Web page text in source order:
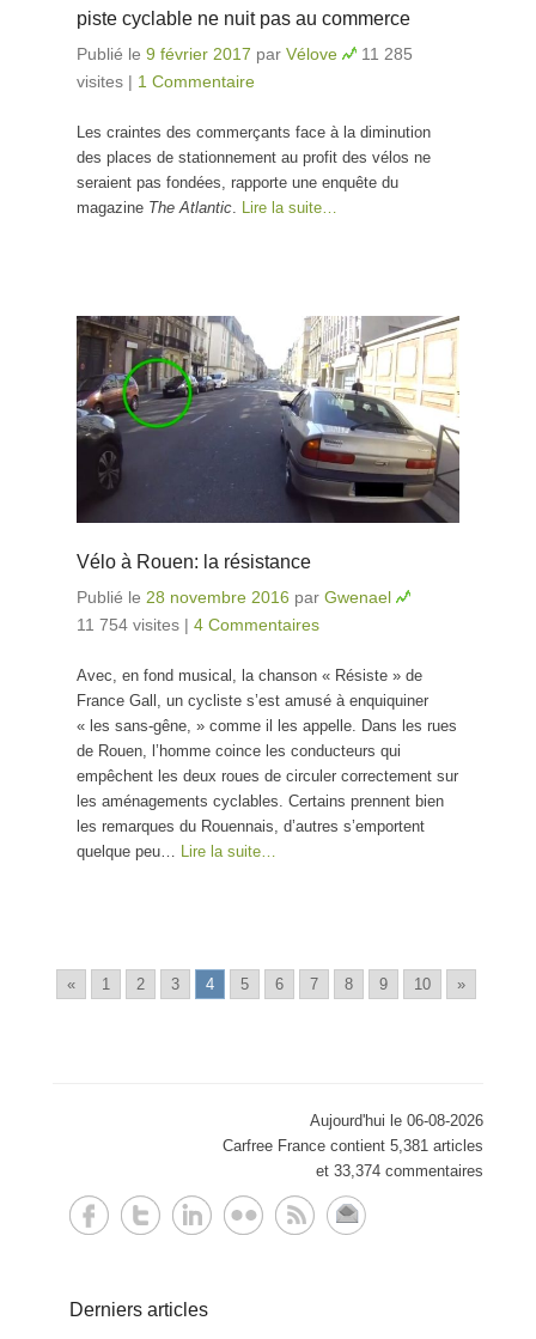
piste cyclable ne nuit pas au commerce
Publié le 9 février 2017 par Vélove
11 285
visites | 1 Commentaire
Les craintes des commerçants face à la diminution
des places de stationnement au profit des vélos ne
seraient pas fondées, rapporte une enquête du
magazine The Atlantic. Lire la suite…
Vélo à Rouen: la résistance
Publié le 28 novembre 2016 par Gwenael
11 754 visites | 4 Commentaires
Avec, en fond musical, la chanson « Résiste » de
France Gall, un cycliste s’est amusé à enquiquiner
« les sans-gêne, » comme il les appelle. Dans les rues
de Rouen, l’homme coince les conducteurs qui
empêchent les deux roues de circuler correctement sur
les aménagements cyclables. Certains prennent bien
les remarques du Rouennais, d’autres s’emportent
quelque peu…
Lire la suite…
« 1 2 3 4 5 6 7 8 9 10 »
Aujourd'hui le 06-08-2026
Carfree France contient 5,381 articles
et 33,374 commentaires
Derniers articles